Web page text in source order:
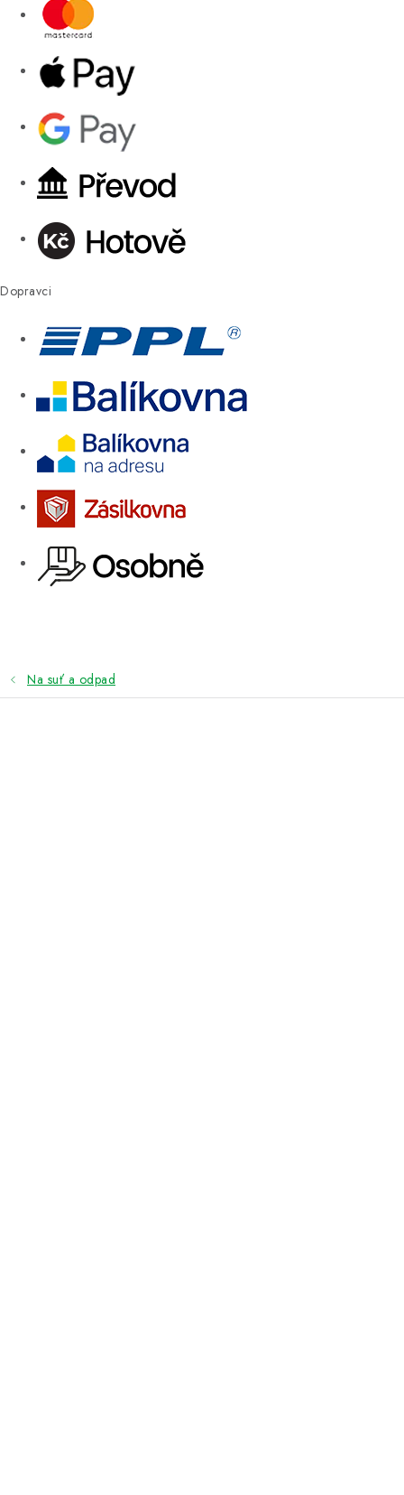
Dopravci
Na suť a odpad